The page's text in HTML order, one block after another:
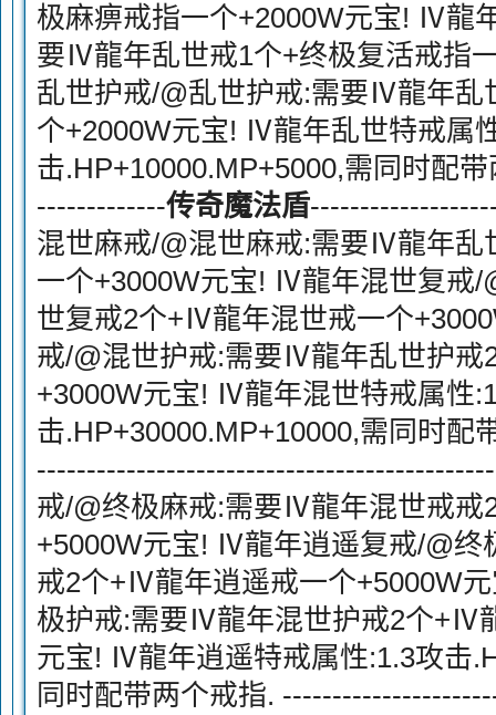
极麻痹戒指一个+2000W元宝! Ⅳ龍
要Ⅳ龍年乱世戒1个+终极复活戒指
乱世护戒/@乱世护戒:需要Ⅳ龍年乱
个+2000W元宝! Ⅳ龍年乱世特戒属
击.HP+10000.MP+5000,需同时配
-------------传奇魔法盾
混世麻戒/@混世麻戒:需要Ⅳ龍年
一个+3000W元宝! Ⅳ龍年混世复戒
世复戒2个+Ⅳ龍年混世戒一个
戒/@混世护戒:需要Ⅳ龍年乱世护
+3000W元宝! Ⅳ龍年混世特戒属性
击.HP+30000.MP+10000,需同时配
戒/@终极麻戒:需要Ⅳ龍年混世戒
+5000W元宝! Ⅳ龍年逍遥复戒/@
戒2个+Ⅳ龍年逍遥戒一个+5000W
极护戒:需要Ⅳ龍年混世护戒2个+Ⅳ
元宝! Ⅳ龍年逍遥特戒属性:1.3攻击
同时配带两个戒指.